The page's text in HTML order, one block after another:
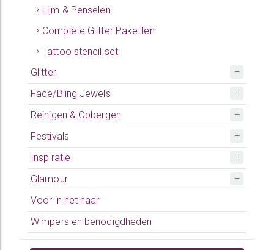
Lijm & Penselen
Complete Glitter Paketten
Tattoo stencil set
Glitter
Face/Bling Jewels
Reinigen & Opbergen
Festivals
Inspiratie
Glamour
Voor in het haar
Wimpers en benodigdheden